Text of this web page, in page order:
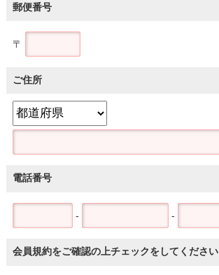
郵便番号
〒
ご住所
電話番号
- -
会員規約をご確認の上チェックをしてください